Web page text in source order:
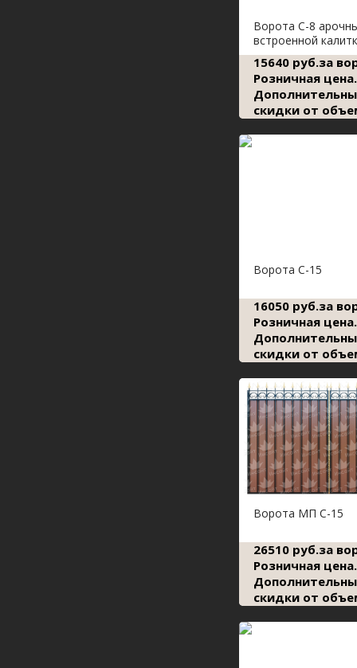
Ворота С-8
встроенной
15640 руб.за
Розничная цена.
скидки от
Ворота С-15
16050 руб.за
Розничная цена.
скидки от
Ворота МП С-15
26510 руб.за
Розничная цена.
скидки от